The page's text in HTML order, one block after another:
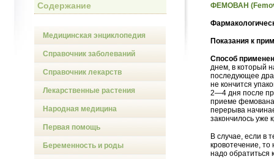
Содержание
Медицинская энциклопедия
Справочник заболеваний
Справочник лекарств
Лекарственные растения
Народная медицина
Первая помощь
Беременность и роды
ФЕМОВАН
Показания к
Способ
днем, в который
последующее
не кончится
2—4 дня после
приеме
перерыва
закончилось уже
В случае, если в
кровотечение,
надо обратиться